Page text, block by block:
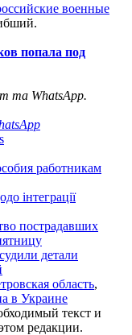
военные
попала под
та WhatsApp.
работникам
інтеграції
пострадавших
детали
область,
в Украине
текст и
редакции.